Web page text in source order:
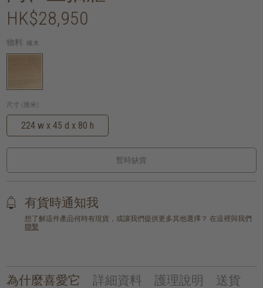
HK$28,950
物料: 橡木
尺寸 (厘米):
224 w x 45 d x 80 h
暫時缺貨
有貨時通知我
想了解這件產品何時有現貨，或讓我們提供更多其他選擇？ 在這裡與我們
聯繫
為什麼喜愛它 詳細資料 護理說明 送貨